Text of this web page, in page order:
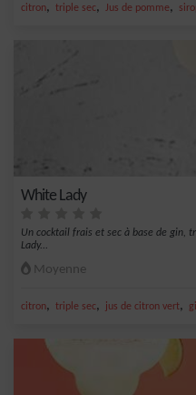
citron, triple sec, Jus de pomme,
White Lady
Un cocktail frais et sec à base de gin,
Lady...
Moyenne
citron, triple sec, jus de citron vert,